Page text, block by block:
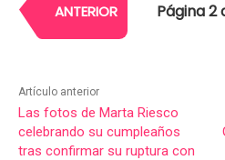
ANTERIOR Página 2
Artículo anterior
Las fotos de Marta Riesco
celebrando su cumpleaños
tras confirmar su ruptura con